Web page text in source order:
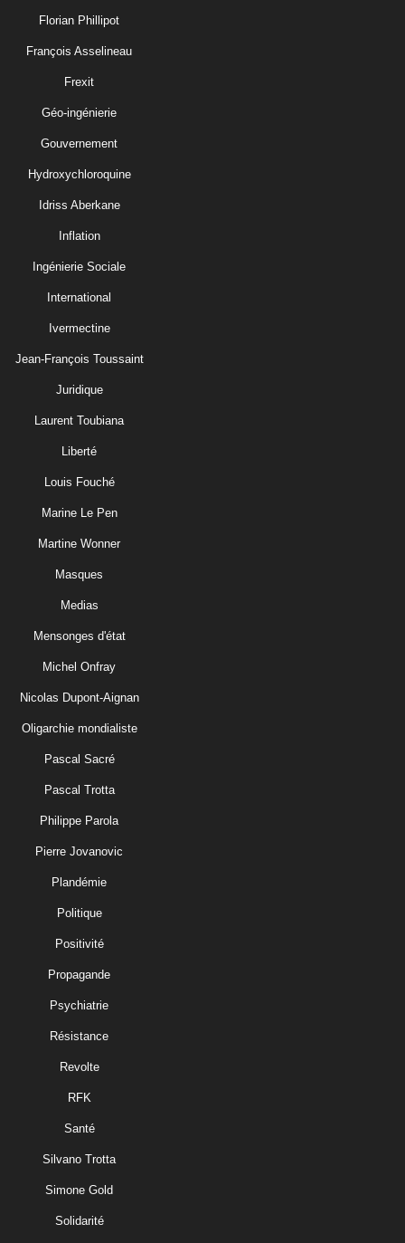
Florian Phillipot
François Asselineau
Frexit
Géo-ingénierie
Gouvernement
Hydroxychloroquine
Idriss Aberkane
Inflation
Ingénierie Sociale
International
Ivermectine
Jean-François Toussaint
Juridique
Laurent Toubiana
Liberté
Louis Fouché
Marine Le Pen
Martine Wonner
Masques
Medias
Mensonges d'état
Michel Onfray
Nicolas Dupont-Aignan
Oligarchie mondialiste
Pascal Sacré
Pascal Trotta
Philippe Parola
Pierre Jovanovic
Plandémie
Politique
Positivité
Propagande
Psychiatrie
Résistance
Revolte
RFK
Santé
Silvano Trotta
Simone Gold
Solidarité